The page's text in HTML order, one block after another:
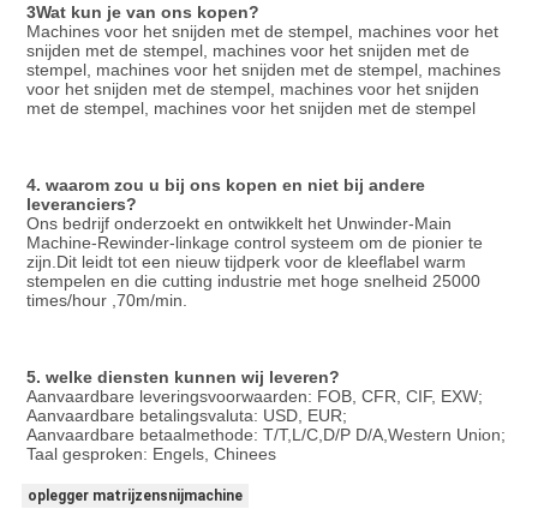
3Wat kun je van ons kopen?
Machines voor het snijden met de stempel, machines voor het
snijden met de stempel, machines voor het snijden met de
stempel, machines voor het snijden met de stempel, machines
voor het snijden met de stempel, machines voor het snijden
met de stempel, machines voor het snijden met de stempel
4. waarom zou u bij ons kopen en niet bij andere
leveranciers?
Ons bedrijf onderzoekt en ontwikkelt het Unwinder-Main
Machine-Rewinder-linkage control systeem om de pionier te
zijn.Dit leidt tot een nieuw tijdperk voor de kleeflabel warm
stempelen en die cutting industrie met hoge snelheid 25000
times/hour ,70m/min.
5. welke diensten kunnen wij leveren?
Aanvaardbare leveringsvoorwaarden: FOB, CFR, CIF, EXW;
Aanvaardbare betalingsvaluta: USD, EUR;
Aanvaardbare betaalmethode: T/T,L/C,D/P D/A,Western Union;
Taal gesproken: Engels, Chinees
oplegger matrijzensnijmachine